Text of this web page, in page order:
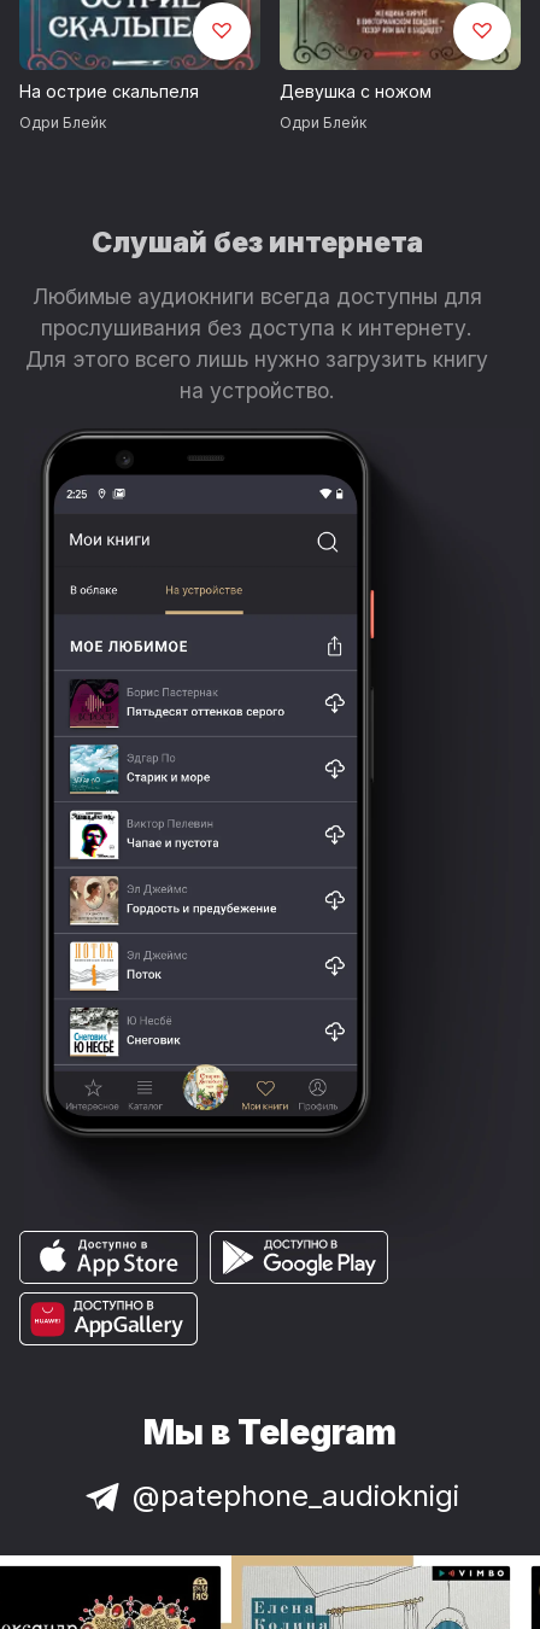
На острие скальпеля
Одри Блейк
Девушка с ножом
Одри Блейк
Слушай без интернета
Любимые аудиокниги всегда доступны для
прослушивания без доступа к интернету.
Для этого всего лишь нужно загрузить книгу
на устройство.
Мы в Telegram
@patephone_audioknigi